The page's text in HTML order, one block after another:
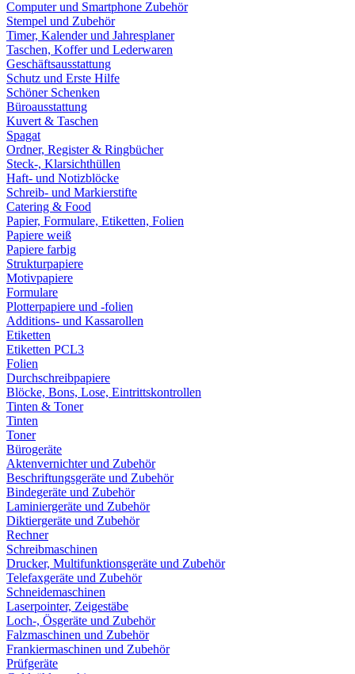
Computer und Smartphone Zubehör
Stempel und Zubehör
Timer, Kalender und Jahresplaner
Taschen, Koffer und Lederwaren
Geschäftsausstattung
Schutz und Erste Hilfe
Schöner Schenken
Büroausstattung
Kuvert & Taschen
Spagat
Ordner, Register & Ringbücher
Steck-, Klarsichthüllen
Haft- und Notizblöcke
Schreib- und Markierstifte
Catering & Food
Papier, Formulare, Etiketten, Folien
Papiere weiß
Papiere farbig
Strukturpapiere
Motivpapiere
Formulare
Plotterpapiere und -folien
Additions- und Kassarollen
Etiketten
Etiketten PCL3
Folien
Durchschreibpapiere
Blöcke, Bons, Lose, Eintrittskontrollen
Tinten & Toner
Tinten
Toner
Bürogeräte
Aktenvernichter und Zubehör
Beschriftungsgeräte und Zubehör
Bindegeräte und Zubehör
Laminiergeräte und Zubehör
Diktiergeräte und Zubehör
Rechner
Schreibmaschinen
Drucker, Multifunktionsgeräte und Zubehör
Telefaxgeräte und Zubehör
Schneidemaschinen
Laserpointer, Zeigestäbe
Loch-, Ösgeräte und Zubehör
Falzmaschinen und Zubehör
Frankiermaschinen und Zubehör
Prüfgeräte